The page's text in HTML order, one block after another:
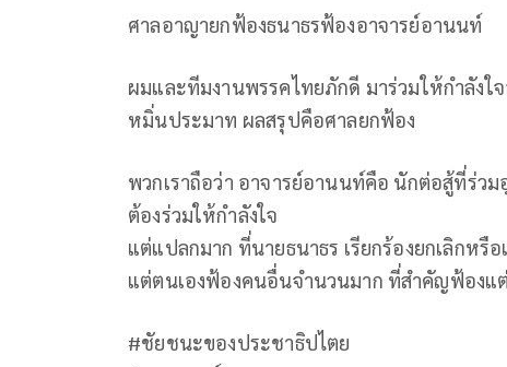
ศาลอาญายกฟ้องธนาธรฟ้องอาจารย์อานนท์
ผมและทีมงานพรรคไทยภักดี มาร่วมให้กำลัง
หมิ่นประมาท ผลสรุปคือศาลยกฟ้อง
พวกเราถือว่า อาจารย์อานนท์คือ นักต่อสู้ที่ร่ว
ต้องร่วมให้กำลังใจ
แต่แปลกมาก ที่นายธนาธร เรียกร้องยกเลิกห
แต่ตนเองฟ้องคนอื่นจำนวนมาก ที่สำคัญฟ้องแ
#ชัยชนะของประชาธิปไตย